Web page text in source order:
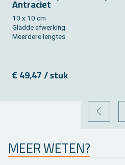
An­tra­ciet
10 x 10 cm
Glad­de af­wer­king
Meer­de­re leng­tes
€ 49,47 / stuk
VORIGE
MEER WETEN?